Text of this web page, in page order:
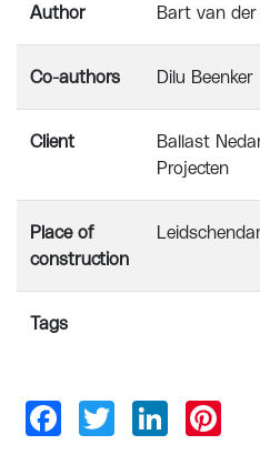
Author Bart van der
Co-authors Dilu Beenker
Client
Ballast
Projecten
Place of
construction
Tags